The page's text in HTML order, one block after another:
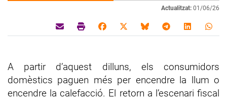
Actualitzat: 01/06/26
A partir d’aquest dilluns, els consumidors
domèstics paguen més per encendre la llum o
encendre la calefacció. El retorn a l’escenari fiscal